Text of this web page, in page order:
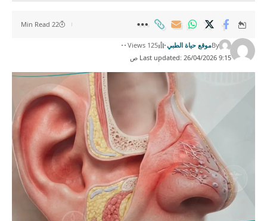
Last updated: 26/04/2026 9:15 ص
Byموقع حياة الطبي 125 Views
22 Min Read